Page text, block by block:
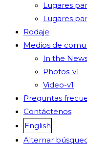
Lugares
Lugares
Rodaje
Medios de
In the
Photos-v1
Video-v1
Preguntas
Contáctenos
English
Alternar